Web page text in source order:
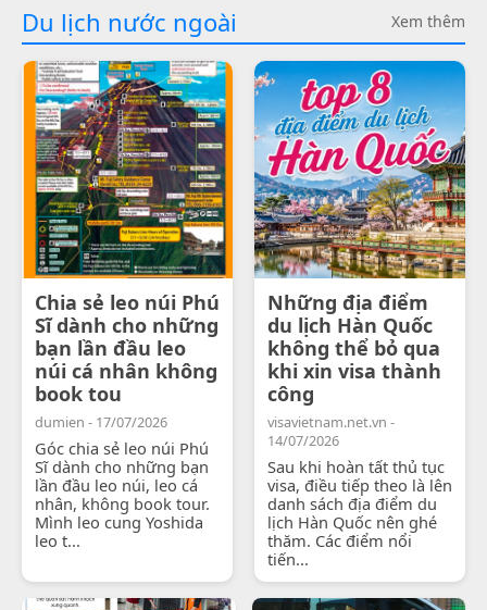
Du lịch nước ngoài Xem thêm
Chia sẻ leo núi Phú
Sĩ dành cho những
bạn lần đầu leo
núi cá nhân không
book tou
dumien - 17/07/2026
Góc chia sẻ leo núi Phú
Sĩ dành cho những bạn
lần đầu leo núi, leo cá
nhân, không book tour.
Mình leo cung Yoshida
leo t...
Những địa điểm
du lịch Hàn Quốc
không thể bỏ qua
khi xin visa thành
công
visavietnam.net.vn -
14/07/2026
Sau khi hoàn tất thủ tục
visa, điều tiếp theo là lên
danh sách địa điểm du
lịch Hàn Quốc nên ghé
thăm. Các điểm nổi
tiến...